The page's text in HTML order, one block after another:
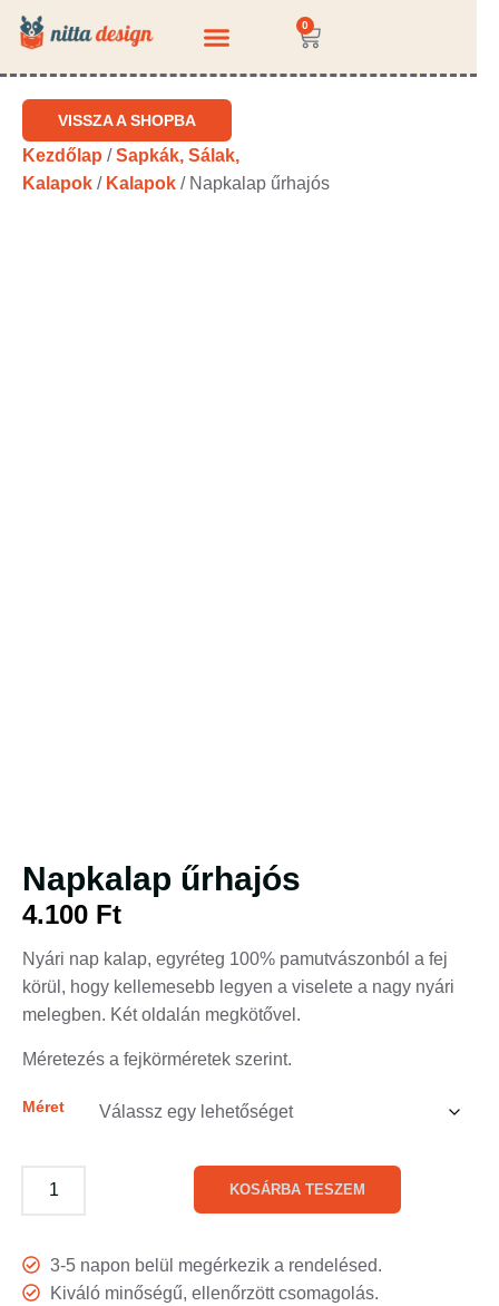
0
VISSZA A SHOPBA
Kezdőlap /Sapkák, Sálak,
Kalapok / Kalapok / Napkalap űrhajós
Napkalap űrhajós
4.100 Ft
Nyári nap kalap, egyréteg 100% pamutvászonból a fej
körül, hogy kellemesebb legyen a viselete a nagy nyári
melegben. Két oldalán megkötővel.
Méretezés a fejkörméretek szerint.
Méret
KOSÁRBA TESZEM
3-5 napon belül megérkezik a rendelésed.
Kiváló minőségű, ellenőrzött csomagolás.